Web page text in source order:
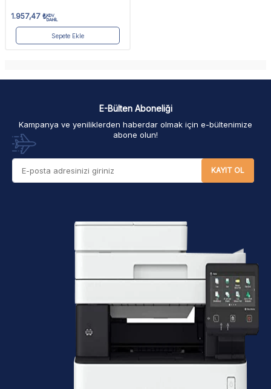
1.957,47 ₺KDV
DAHİL
Sepete Ekle
E-Bülten Aboneliği
Kampanya ve yeniliklerden haberdar olmak için e-bültenimize
abone olun!
KAYIT OL